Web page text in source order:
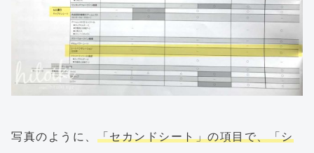
写真のように、 「セカンドシート」の項目で、「シ